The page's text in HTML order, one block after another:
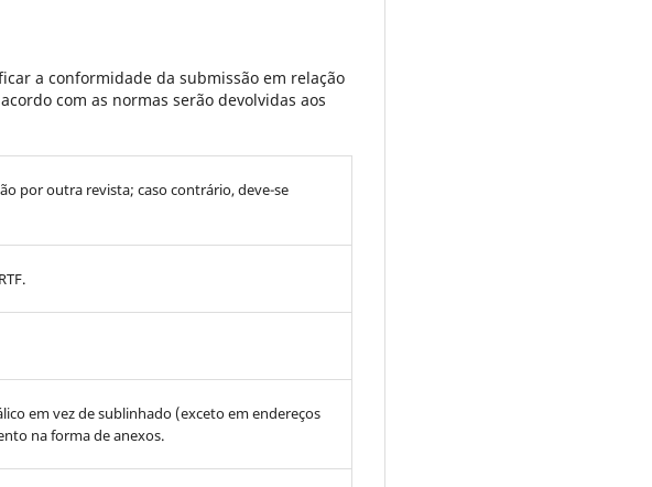
a conformidade da submissão em relação
com as normas serão devolvidas aos
por outra revista; caso contrário, deve-se
em vez de sublinhado (exceto em endereços
na forma de anexos.